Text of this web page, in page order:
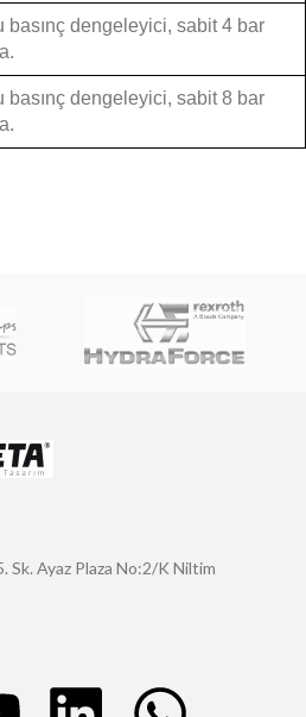
basınç dengeleyici, sabit 4 bar
basınç dengeleyici, sabit 8 bar
Sk. Ayaz Plaza No:2/K Niltim